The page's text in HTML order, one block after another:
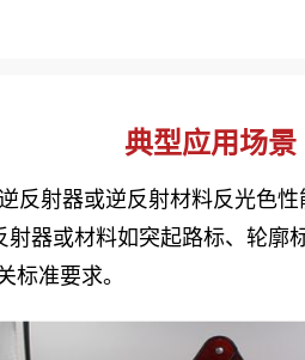
典型应用场景
反射器或逆反射材料反光色
器或材料如突起路标、轮
标准要求。